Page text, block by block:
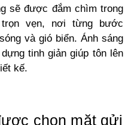
sẽ được đắm chìm trong
vẹn, nơi từng bước
và gió biển. Ánh sáng
tinh giản giúp tôn lên
kế.
chọn mặt gửi